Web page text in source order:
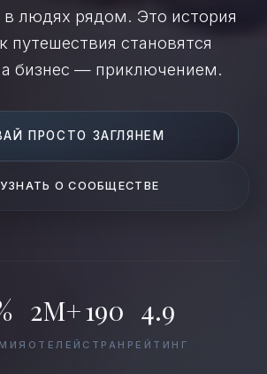
в людях рядом. Это история
путешествия становятся
бизнес — приключением.
ПРОСТО ЗАГЛЯНЕМ
УЗНАТЬ О СООБЩЕСТВЕ
2M+
ОТЕЛЕЙ
190
СТРАН
4.9
РЕЙТИНГ